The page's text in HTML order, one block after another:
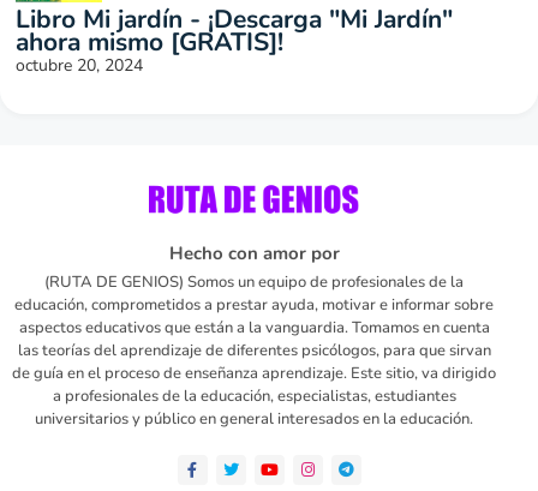
Libro Mi jardín - ¡Descarga "Mi Jardín"
ahora mismo [GRATIS]!
octubre 20, 2024
Hecho con amor por
(RUTA DE GENIOS) Somos un equipo de profesionales de la
educación, comprometidos a prestar ayuda, motivar e informar sobre
aspectos educativos que están a la vanguardia. Tomamos en cuenta
las teorías del aprendizaje de diferentes psicólogos, para que sirvan
de guía en el proceso de enseñanza aprendizaje. Este sitio, va dirigido
a profesionales de la educación, especialistas, estudiantes
universitarios y público en general interesados en la educación.